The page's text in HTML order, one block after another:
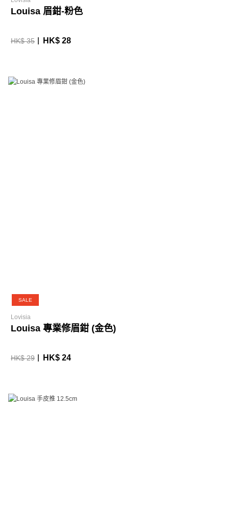
Louisa 眉鉗-粉色
HK$ 35 HK$ 28
SALE
Lovisia
Louisa 專業修眉鉗 (金色)
HK$ 29 HK$ 24